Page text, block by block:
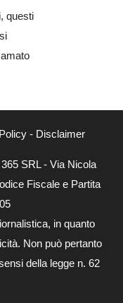
questi
- Disclaimer
SRL - Via Nicola
Fiscale e Partita
in quanto
Non può pertanto
della legge n. 62